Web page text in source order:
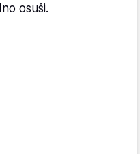
osuši.